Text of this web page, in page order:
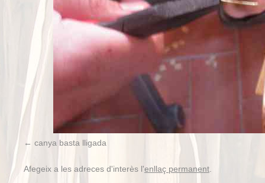
canya basta lligada
Afegeix a les adreces d'interès l'enllaç permanent